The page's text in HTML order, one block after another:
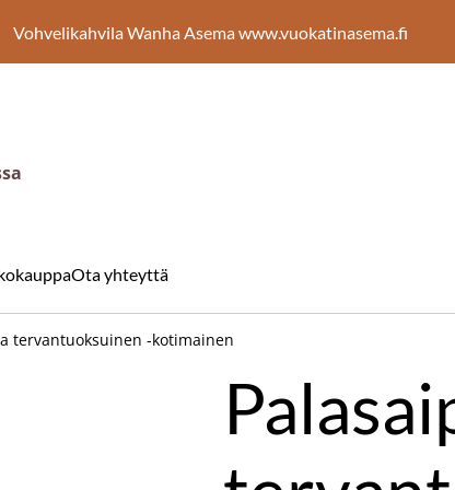
Vohvelikahvila Wanha Asema www.vuokatinasema.fi
Ota yhteyttä
tervantuoksuinen -kotimainen